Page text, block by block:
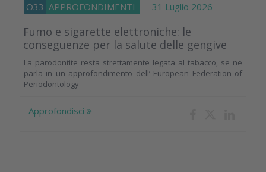
O33 APPROFONDIMENTI 31 Luglio 2026
Fumo e sigarette elettroniche: le
conseguenze per la salute delle gengive
La parodontite resta strettamente legata al tabacco, se ne
parla in un approfondimento dell’ European Federation of
Periodontology
Approfondisci